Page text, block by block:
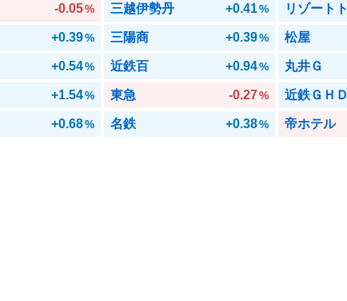
-0.05% 三越伊勢丹 +0.41% リゾートト
+0.39% 三陽商 +0.39% 松屋
+0.54% 近鉄百 +0.94% 丸井Ｇ
+1.54% 東急 -0.27% 近鉄ＧＨＤ
+0.68% 名鉄 +0.38% 帝ホテル